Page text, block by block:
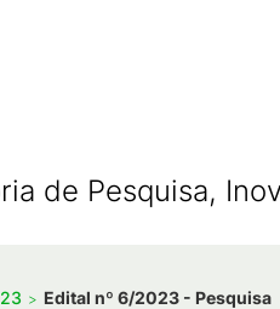
de Pesquisa,
Edital nº 6/2023 - Pesquisa